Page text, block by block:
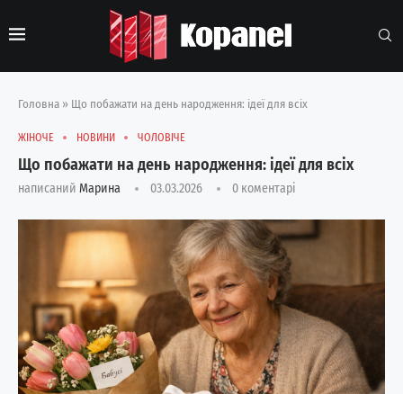
Головна » Що побажати на день народження: ідеї для всіх
ЖІНОЧЕ НОВИНИ ЧОЛОВІЧЕ
Що побажати на день народження: ідеї для всіх
написаний Марина 03.03.2026 0 коментарі